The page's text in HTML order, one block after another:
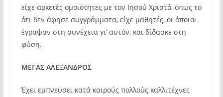
είχε αρκετές ομοιότητες με τον Ιησού Χριστό, όπως το
ότι δεν άφησε συγγράμματα, είχε μαθητές, οι όποιοι
έγραψαν στη συνέχεια γι’ αυτόν, και δίδασκε στη
φύση.
ΜΕΓΑΣ ΑΛΕΞΑΝΔΡΟΣ
Έχει εμπνεύσει κατά καιρούς πολλούς καλλιτέχνες